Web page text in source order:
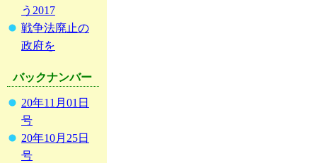
う2017
戦争法廃止の
政府を
バックナンバー
20年11月01日
号
20年10月25日
号